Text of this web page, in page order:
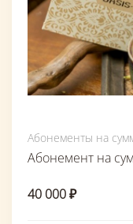
Абонементы на
Абонемент на
40 000 ₽